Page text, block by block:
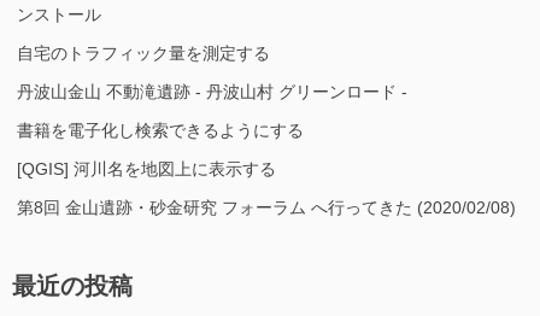
ンストール
自宅のトラフィック量を測定する
丹波山金山 不動滝遺跡 - 丹波山村 グリーンロード -
書籍を電子化し検索できるようにする
[QGIS] 河川名を地図上に表示する
第8回 金山遺跡・砂金研究 フォーラム へ行ってきた (2020/02/08)
最近の投稿